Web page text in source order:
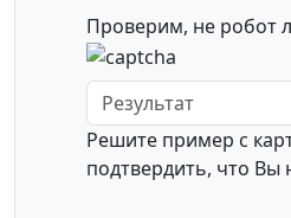
Проверим, не робот
Решите пример с
подтвердить, что Вы